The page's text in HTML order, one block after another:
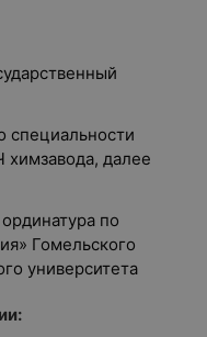
специальности
далее
по
Гомельского
университета